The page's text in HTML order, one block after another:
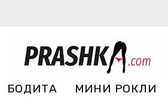
БОДИТА МИНИ РОКЛИ